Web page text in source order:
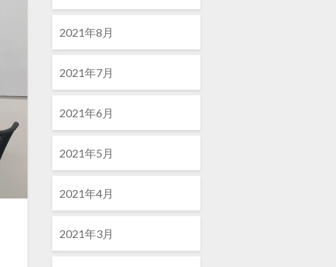
2021年8月
2021年7月
2021年6月
2021年5月
2021年4月
2021年3月